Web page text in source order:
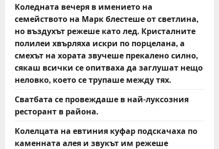
Коледната вечеря в имението на
семейството на Марк блестеше от светлина,
но въздухът режеше като лед. Кристалните
полилеи хвърляха искри по порцелана, а
смехът на хората звучеше прекалено силно,
сякаш всички се опитваха да заглушат нещо
неловко, което се трупаше между тях.
Сватбата се провеждаше в най-луксозния
ресторант в района.
Колелцата на евтиния куфар подскачаха по
каменната алея и звукът им режеше